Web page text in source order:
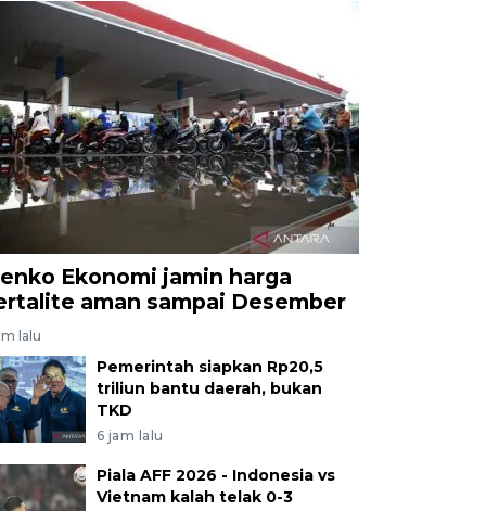
Ekonomi jamin harga
aman sampai Desember
lalu
Pemerintah siapkan Rp20,5
triliun bantu daerah, bukan
TKD
6 jam lalu
Piala AFF 2026 - Indonesia vs
Vietnam kalah telak 0-3